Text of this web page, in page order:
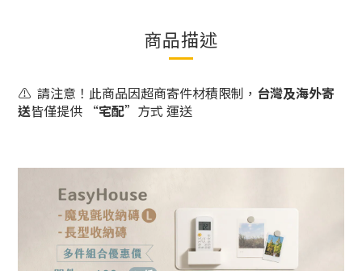
商品描述
⚠️ 請注意！此商品因超商寄件材積限制， 台灣及海外寄
送皆僅提供 “宅配” 方式 運送